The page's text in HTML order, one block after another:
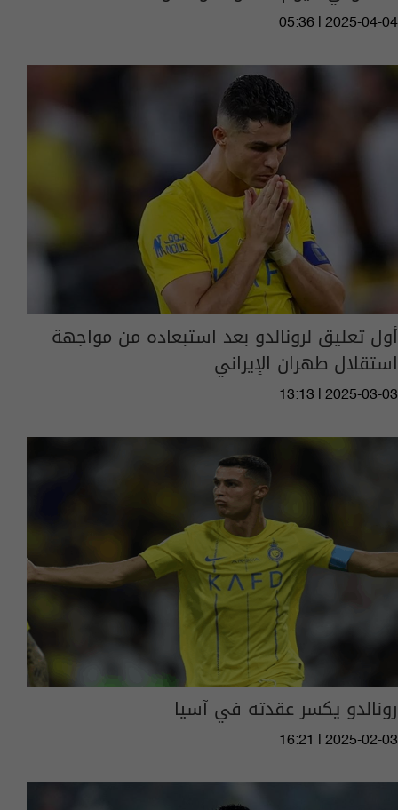
05:36 | 2025-04-04
أول تعليق لرونالدو بعد استبعاده من مواجهة
استقلال طهران الإيراني
13:13 | 2025-03-03
رونالدو يكسر عقدته في آسيا
16:21 | 2025-02-03